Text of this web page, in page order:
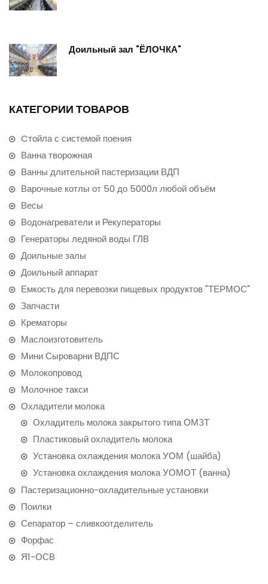
Доильный зал "ЁЛОЧКА"
КАТЕГОРИИ ТОВАРОВ
Cтойла с системой поения
Ванна творожная
Ванны длительной пастеризации ВДП
Варочные котлы от 50 до 5000л любой объём
Весы
Водонагреватели и Рекуператоры
Генераторы ледяной воды ГЛВ
Доильные залы
Доильный аппарат
Емкость для перевозки пищевых продуктов "ТЕРМОС"
Запчасти
Крематоры
Маслоизготовитель
Мини Сыроварни ВДПС
Молокопровод
Молочное такси
Охладители молока
Охладитель молока закрытого типа ОМЗТ
Пластиковый охладитель молока
Установка охлаждения молока УОМ (шайба)
Установка охлаждения молока УОМОТ (ванна)
Пастеризационно-охладительные установки
Поилки
Сепаратор – сливкоотделитель
Форфас
Я1-ОСВ